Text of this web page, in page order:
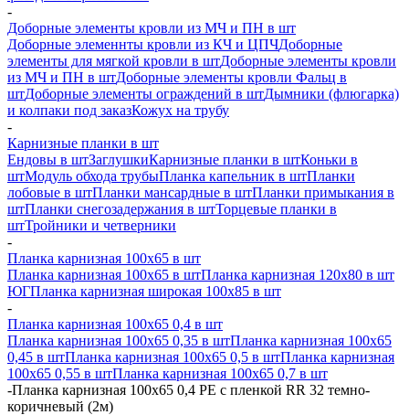
-
Доборные элементы кровли из МЧ и ПН в шт
Доборные элеменнты кровли из КЧ и ЦПЧДоборные
элементы для мягкой кровли в штДоборные элементы кровли
из МЧ и ПН в штДоборные элементы кровли Фальц в
штДоборные элементы ограждений в штДымники (флюгарка)
и колпаки под заказКожух на трубу
-
Карнизные планки в шт
Ендовы в штЗаглушкиКарнизные планки в штКоньки в
штМодуль обхода трубыПланка капельник в штПланки
лобовые в штПланки мансардные в штПланки примыкания в
штПланки снегозадержания в штТорцевые планки в
штТройники и четверники
-
Планка карнизная 100х65 в шт
Планка карнизная 100х65 в штПланка карнизная 120х80 в шт
ЮГПланка карнизная широкая 100х85 в шт
-
Планка карнизная 100х65 0,4 в шт
Планка карнизная 100х65 0,35 в штПланка карнизная 100х65
0,45 в штПланка карнизная 100х65 0,5 в штПланка карнизная
100х65 0,55 в штПланка карнизная 100х65 0,7 в шт
-Планка карнизная 100х65 0,4 PE с пленкой RR 32 темно-
коричневый (2м)